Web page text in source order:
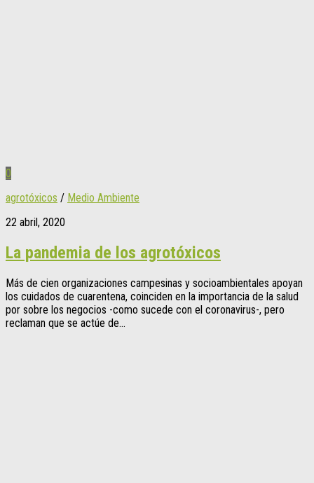
0
agrotóxicos / Medio Ambiente
22 abril, 2020
La pandemia de los agrotóxicos
Más de cien organizaciones campesinas y socioambientales apoyan
los cuidados de cuarentena, coinciden en la importancia de la salud
por sobre los negocios -como sucede con el coronavirus-, pero
reclaman que se actúe de...